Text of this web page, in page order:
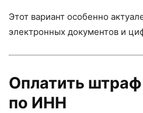
Этот вариант особенно
электронных документов и
Оплатить
по ИНН